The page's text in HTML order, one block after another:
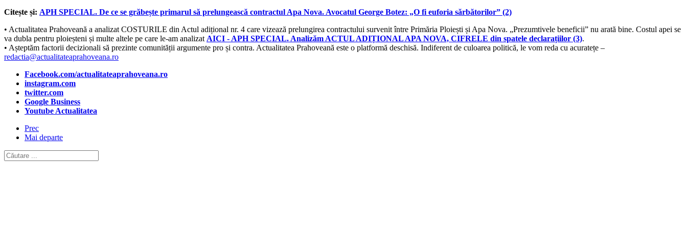
Citește și: APH SPECIAL. De ce se grăbește primarul să prelungească contractul Apa Nova. Avocatul George Botez: „O fi euforia sărbătorilor” (2)
• Actualitatea Prahoveană a analizat COSTURILE din Actul adițional nr. 4 care vizează prelungirea contractului survenit între Primăria Ploiești și Apa Nova. „Prezumtivele beneficii” nu arată bine. Costul apei se
va dubla pentru ploieșteni și multe altele pe care le-am analizat AICI - APH SPECIAL. Analizăm ACTUL ADIȚIONAL APA NOVA, CIFRELE din spatele declarațiilor (3).
• Așteptăm factorii decizionali să prezinte comunității argumente pro și contra. Actualitatea Prahoveană este o platformă deschisă. Indiferent de culoarea politică, le vom reda cu acuratețe –
redactia@actualitateaprahoveana.ro
Facebook.com/actualitateaprahoveana.ro
instagram.com
twitter.com
Google Business
Youtube Actualitatea
Prec
Mai departe